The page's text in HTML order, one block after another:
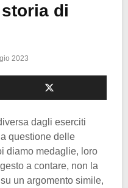
di
2023
dagli eserciti
questione delle
diamo medaglie, loro
a contare, non la
un argomento simile,